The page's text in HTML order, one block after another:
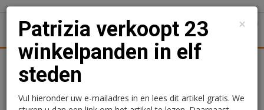
Uitgelicht
Patrizia verkoopt 23
×
Patrizia verkoopt 23
winkelpanden in elf
steden
Vul hieronder uw e-mailadres in en lees dit artikel gratis. We